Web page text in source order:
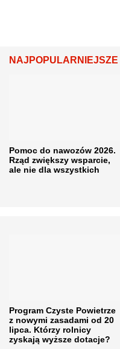
NAJPOPULARNIEJSZE
Pomoc do nawozów 2026.
Rząd zwiększy wsparcie,
ale nie dla wszystkich
Program Czyste Powietrze
z nowymi zasadami od 20
lipca. Którzy rolnicy
zyskają wyższe dotacje?